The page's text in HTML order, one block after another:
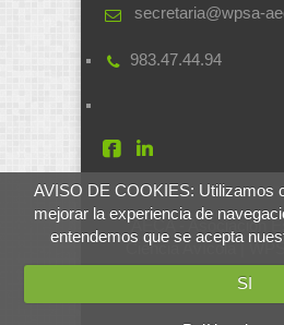
AVISO DE COOKIES: Utilizamos
mejorar la experiencia de
entendemos que se acepta
SI
secretaria@wpsa-
983.47.44.94
AECA - Asociación
Ciencia Avícola |
Poultry Science
Desarrollado por